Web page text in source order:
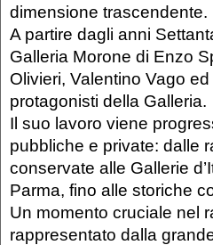
dimensione trascendente.
A partire dagli anni
Galleria Morone di Enzo
Olivieri, Valentino Vago
protagonisti della Galleria.
Il suo lavoro viene
pubbliche e private: dalle
conservate alle Gallerie
Parma, fino alle storiche
Un momento cruciale nel
rappresentato dalla